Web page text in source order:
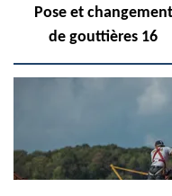
Pose et changement
de gouttières 16